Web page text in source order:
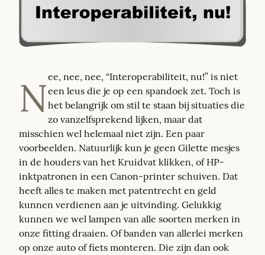
Nee, nee, nee, “Interoperabiliteit, nu!” is niet
een leus die je op een spandoek zet. Toch is
het belangrijk om stil te staan bij situaties die
zo vanzelfsprekend lijken, maar dat
misschien wel helemaal niet zijn. Een paar
voorbeelden. Natuurlijk kun je geen Gilette mesjes
in de houders van het Kruidvat klikken, of HP-
inktpatronen in een Canon-printer schuiven. Dat
heeft alles te maken met patentrecht en geld
kunnen verdienen aan je uitvinding. Gelukkig
kunnen we wel lampen van alle soorten merken in
onze fitting draaien. Of banden van allerlei merken
op onze auto of fiets monteren. Die zijn dan ook